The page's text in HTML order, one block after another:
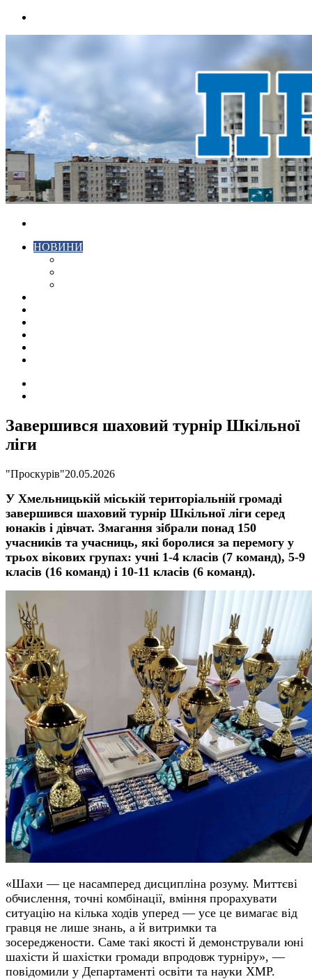
НОВИНИ
Завершився шаховий турнір Шкільної
ліги
"Проскурів"20.05.2026
У Хмельницькій міській територіальній громаді
завершився шаховий турнір Шкільної ліги серед
юнаків і дівчат. Змагання зібрали понад 150
учасників та учасниць, які боролися за перемогу у
трьох вікових групах: учні 1-4 класів (7 команд), 5-9
класів (16 команд) і 10-11 класів (6 команд).
«Шахи — це насамперед дисципліна розуму. Миттєві
обчислення, точні комбінації, вміння прорахувати
ситуацію на кілька ходів уперед — усе це вимагає від
гравця не лише знань, а й витримки та
зосереджености. Саме такі якості й демонстрували юні
шахісти й шахістки громади впродовж турніру», —
повідомили у Департаменті освіти та науки ХМР.